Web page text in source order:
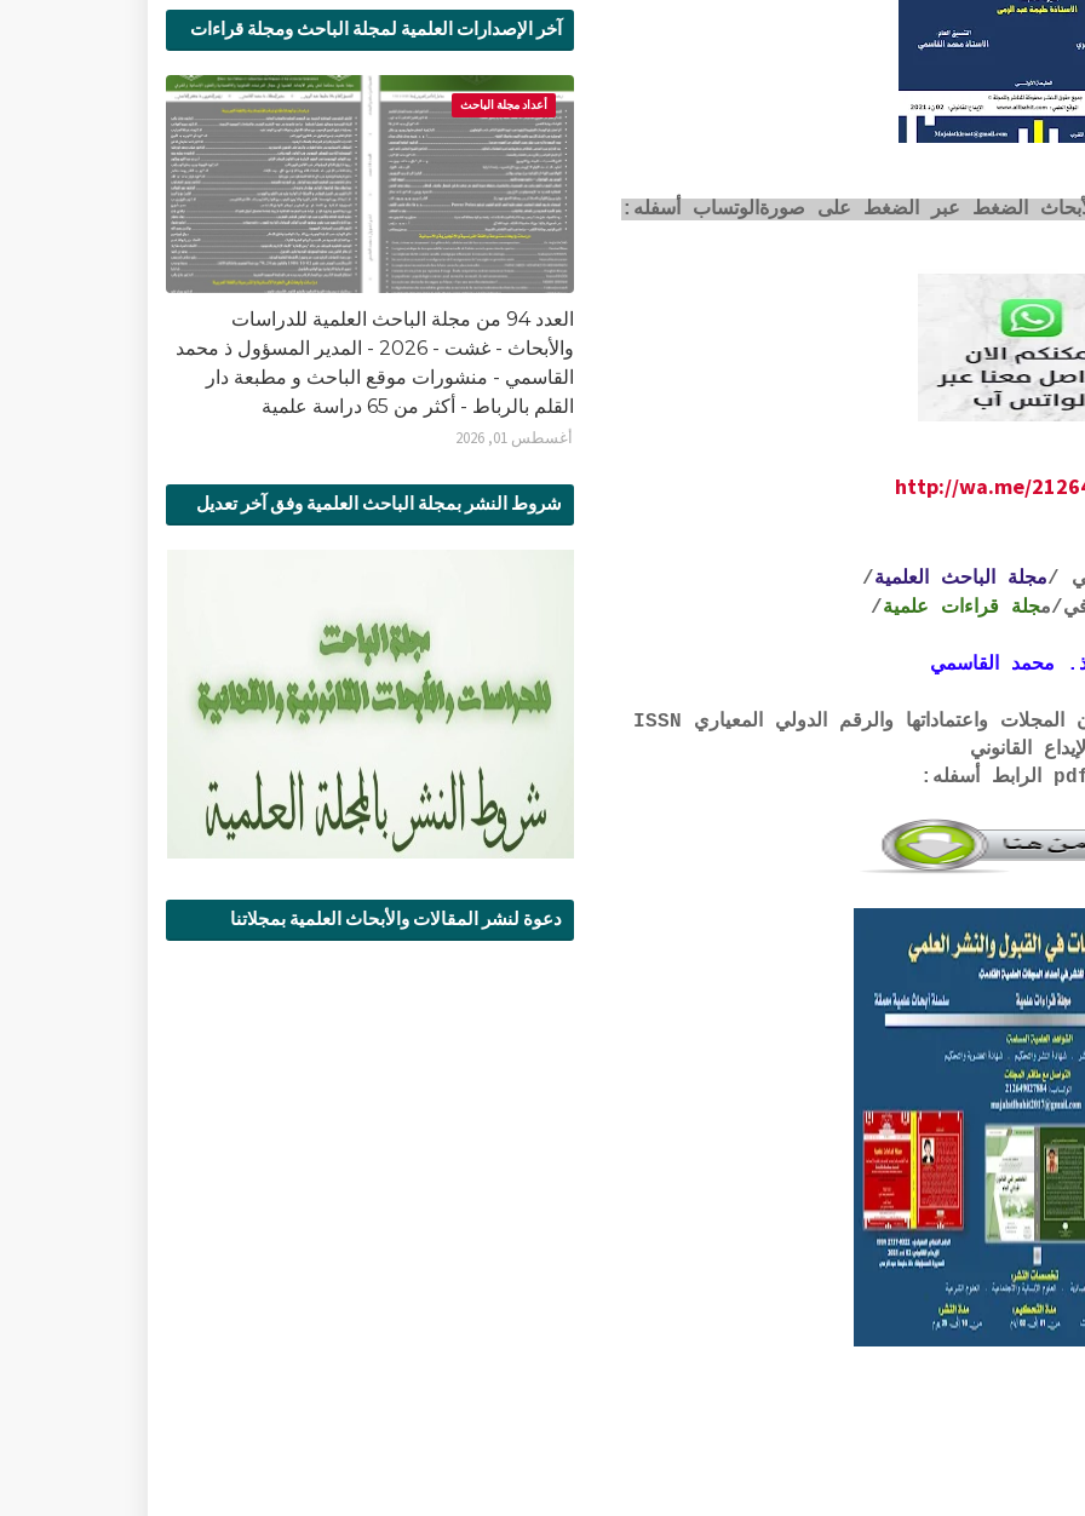
الضغط عبر الضغط على صورةالوتساب أسفله:
http://wa.me/
/مجلة الباحث العلمية/
/مجلة قراءات علمية/
محمد القاسمي
لتحميل لائحة الشروط والتعرف على لجان المجلات واعتماداتها والرقم الدولي المعياري ISSN
القانوني
آخر الإصدارات العلمية لمجلة الباحث ومجلة قراءات
أعداد مجلة الباحث
العدد 94 من مجلة الباحث العلمية للدراسات
والأبحاث - غشت - 2026 - المدير المسؤول ذ محمد
القاسمي - منشورات موقع الباحث و مطبعة دار
القلم بالرباط - أكثر من 65 دراسة علمية
أغسطس 01, 2026
شروط النشر بمجلة الباحث العلمية وفق آخر تعديل
دعوة لنشر المقالات والأبحاث العلمية بمجلاتنا